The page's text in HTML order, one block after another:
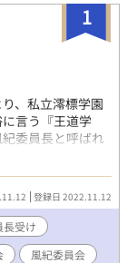
1
、私立澪標学園
言う『王道学
委員長と呼ばれ
が舞台の、非王
と思ってるけど
です。登録日 2022.11.12
長受け
風紀委員会